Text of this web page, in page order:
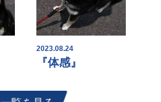
2023.08.24
『体感』